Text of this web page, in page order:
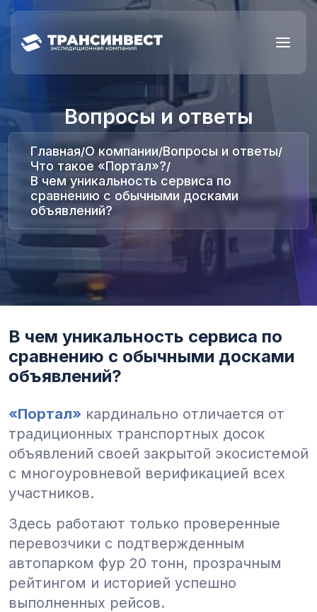
Вопросы и ответы
Главная/О компании/Вопросы и ответы/
Что такое «Портал»?/
В чем уникальность сервиса по
сравнению с обычными досками
объявлений?
В чем уникальность сервиса по
сравнению с обычными досками
объявлений?
«Портал» кардинально отличается от
традиционных транспортных досок
объявлений своей закрытой экосистемой
с многоуровневой верификацией всех
участников.
Здесь работают только проверенные
перевозчики с подтвержденным
автопарком фур 20 тонн, прозрачным
рейтингом и историей успешно
выполненных рейсов.